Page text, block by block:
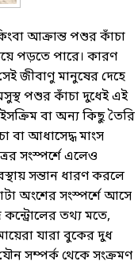
আক্রান্ত পশুর কাঁচা
পড়তে পারে। কারণ
জীবাণু মানুষের দেহে
পশুর কাঁচা দুধেই এই
বা অন্য কিছু তৈরি
বা আধাসেদ্ধ মাংস
সংস্পর্শে এলেও
সন্তান ধারণ করলে
অংশের সংস্পর্শে আসে
কন্ট্রোলের তথ্য মতে,
যারা বুকের দুধ
সম্পর্ক থেকে সংক্রমণ